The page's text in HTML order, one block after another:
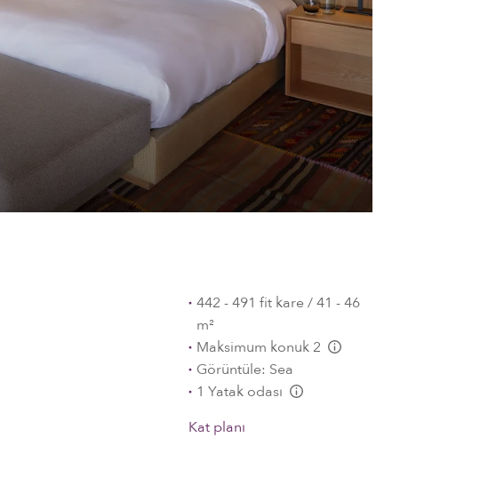
442 - 491 fit kare / 41 - 46
m²
Maksimum konuk 2
L:Generic.Info
Görüntüle: Sea
1 Yatak odası
L:Generic.Info
Kat planı